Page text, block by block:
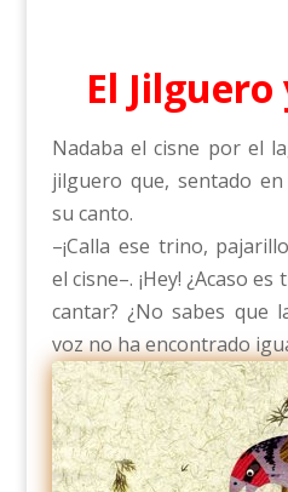
El Jilguero
Nadaba el cisne por el
jilguero que, sentado
su canto.
–¡Calla ese trino,
el cisne–. ¡Hey! ¿Acaso
cantar? ¿No sabes que
voz no ha encontrado